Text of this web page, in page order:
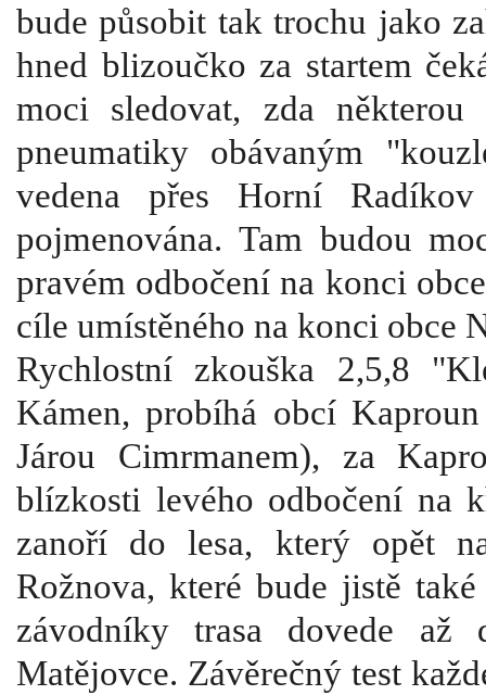
bude působit tak trochu jako
hned blizoučko za startem
moci sledovat, zda
pneumatiky obávaným
vedena přes Horní
pojmenována. Tam budou
pravém odbočení na konci
cíle umístěného na konci obce
Rychlostní zkouška 2,5,8
Kámen, probíhá obcí
Járou Cimrmanem), za
blízkosti levého odbočení na
zanoří do lesa, který opět
Rožnova, které bude jistě
závodníky trasa dovede
Matějovce. Závěrečný test